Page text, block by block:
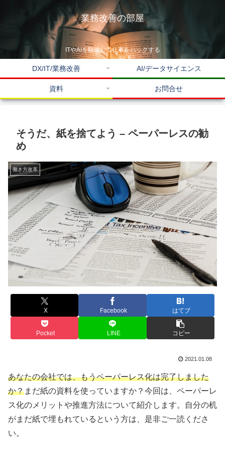
業務改善の部屋
ITやAIを駆使して仕事をハックする
DX/IT/業務改善 AI/データサイエンス
資料 お問合せ
そうだ、紙を捨てよう – ペーパーレスの勧
め
働き方改革
X Facebook はてブ
Pocket LINE コピー
2021.01.08
あなたの会社では、もうペーパーレス化は完了しました
か？まだ紙の資料を使っていますか？今回は、ペーパーレ
ス化のメリットや推進方法について紹介します。自分の机
がまだ紙で埋もれているという方は、是非ご一読くださ
い。